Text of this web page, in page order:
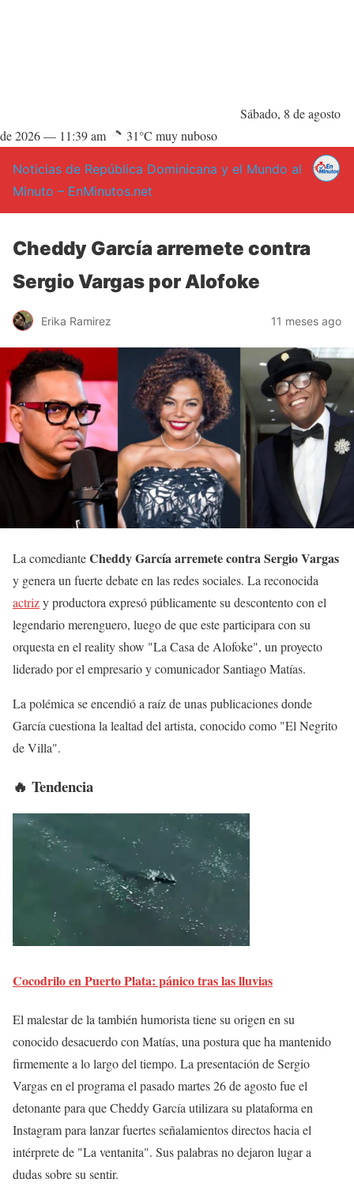
Sábado, 8 de agosto
de 2026 — 11:39 am 31°C muy nuboso
Noticias de República Dominicana y el Mundo al
Minuto – EnMinutos.net
Cheddy García arremete contra
Sergio Vargas por Alofoke
Erika Ramirez 11 meses ago
La comedianteCheddy García arremete contra Sergio Vargas
y genera un fuerte debate en las redes sociales. La reconocida
actrizy productora expresó públicamente su descontento con el
legendario merenguero, luego de que este participara con su
orquesta en el reality show "La Casa de Alofoke", un proyecto
liderado por el empresario y comunicador Santiago Matías.
La polémica se encendió a raíz de unas publicaciones donde
García cuestiona la lealtad del artista, conocido como "El Negrito
de Villa".
🔥 Tendencia
Cocodrilo en Puerto Plata: pánico tras las lluvias
El malestar de la también humorista tiene su origen en su
conocido desacuerdo con Matías, una postura que ha mantenido
firmemente a lo largo del tiempo. La presentación de Sergio
Vargas en el programa el pasado martes 26 de agosto fue el
detonante para que Cheddy García utilizara su plataforma en
Instagram para lanzar fuertes señalamientos directos hacia el
intérprete de "La ventanita". Sus palabras no dejaron lugar a
dudas sobre su sentir.